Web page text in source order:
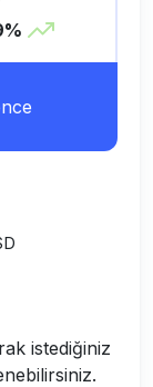
istediğiniz